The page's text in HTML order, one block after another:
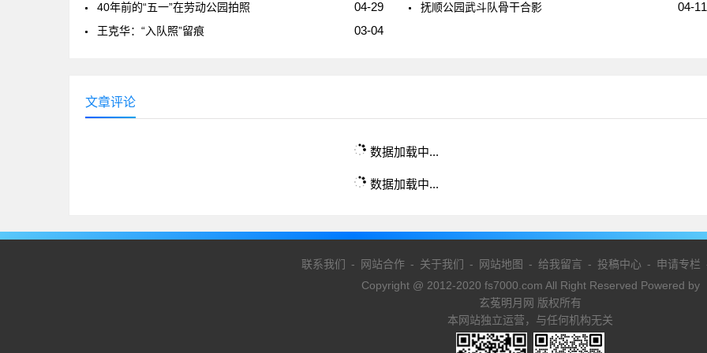
04-29
40年前的“五一”在劳动公园拍照 04-11
抚顺公园武斗队骨干合影
03-04
王克华：“入队照”留痕
文章评论
数据加载中...
数据加载中...
联系我们 - 网站合作- 关于我们 - 网站地图 - 给我留言 - 投稿中心- 申请专栏
Copyright @ 2012-2020 fs7000.com All Right Reserved Powered by
玄菟明月网 版权所有
本网站独立运营，与任何机构无关